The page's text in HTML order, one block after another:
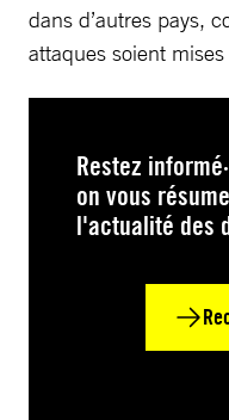
dans d’autres pays,
attaques soient
Restez
on vous
l'actualité des